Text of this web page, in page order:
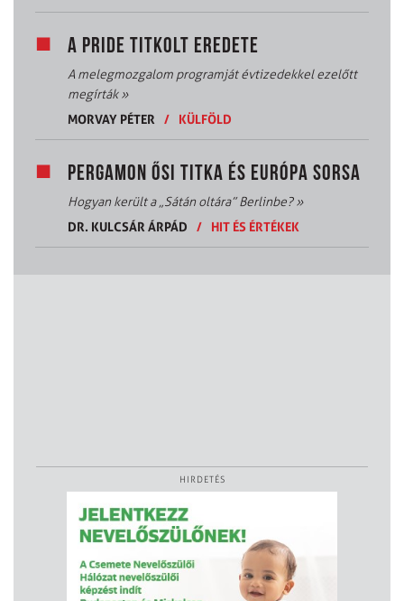
A PRIDE TITKOLT EREDETE
A melegmozgalom programját évtizedekkel ezelőtt
megírták»
MORVAY PÉTER
/ KÜLFÖLD
PERGAMON ŐSI TITKA ÉS EURÓPA SORSA
Hogyan került a „Sátán oltára” Berlinbe?»
DR. KULCSÁR ÁRPÁD
/ HIT ÉS ÉRTÉKEK
HIRDETÉS